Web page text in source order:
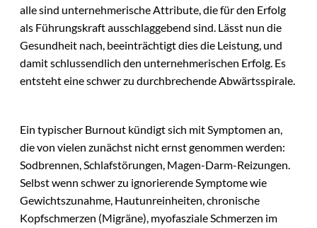
alle sind unternehmerische Attribute, die für den Erfolg
als Führungskraft ausschlaggebend sind. Lässt nun die
Gesundheit nach, beeinträchtigt dies die Leistung, und
damit schlussendlich den unternehmerischen Erfolg. Es
entsteht eine schwer zu durchbrechende Abwärtsspirale.
Ein typischer Burnout kündigt sich mit Symptomen an,
die von vielen zunächst nicht ernst genommen werden:
Sodbrennen, Schlafstörungen, Magen-Darm-Reizungen.
Selbst wenn schwer zu ignorierende Symptome wie
Gewichtszunahme, Hautunreinheiten, chronische
Kopfschmerzen (Migräne), myofasziale Schmerzen im